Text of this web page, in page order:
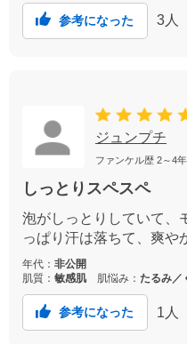
参考になった 3 人
ジュンプチ
ファンケル歴 2～4年
しっとりスペスペ
泡がしっとりしてい
っぱり汗は落ちて、爽や
年代： 非公開
肌質： 敏感肌 肌悩み： たるみ／
参考になった 1 人